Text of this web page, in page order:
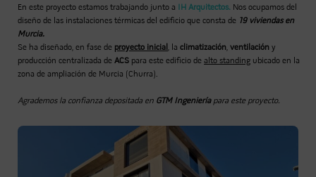
En este proyecto estamos trabajando junto a IH Arquitectos. Nos ocupamos del
diseño de las instalaciones térmicas del edificio que consta de 19 viviendas en
Murcia.
Se ha diseñado, en fase de proyecto inicial , laclimatización,ventilación y
producción centralizada deACS para este edificio dealto standing ubicado en la
zona de ampliación de Murcia (Churra).
Agrademos la confianza depositada en GTM Ingenieríapara este proyecto.